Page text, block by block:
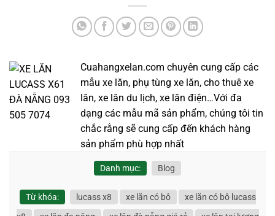
Cuahangxelan.com chuyên cung cấp các
mẫu xe lăn, phụ tùng xe lăn, cho thuê xe
lăn, xe lăn du lịch, xe lăn điện…Với đa
dạng các mẫu mã sản phẩm, chúng tôi tin
chắc rằng sẽ cung cấp đến khách hàng
sản phẩm phù hợp nhất
Danh mục: Blog
Từ khóa: lucass x8 xe lăn có bô
xe lăn có bô lucass